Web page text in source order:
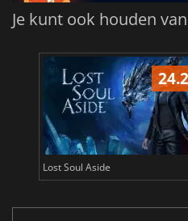
Je kunt ook houden van
Lost Soul Aside